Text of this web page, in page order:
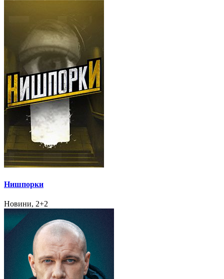
Нишпорки
Новини, 2+2